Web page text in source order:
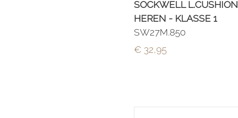
SOCKWELL L.CUSHION
HEREN - KLASSE 1
SW27M.850
€ 32,95